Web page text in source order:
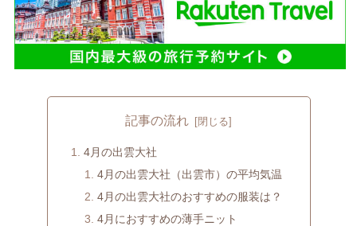
記事の流れ
4月の出雲大社
4月の出雲大社（出雲市）の平均気温
4月の出雲大社のおすすめの服装は？
4月におすすめの薄手ニット